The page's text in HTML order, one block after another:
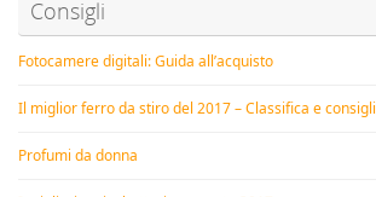
Consigli
Fotocamere digitali: Guida all’acquisto
Il miglior ferro da stiro del 2017 – Classifica e consigli
Profumi da donna